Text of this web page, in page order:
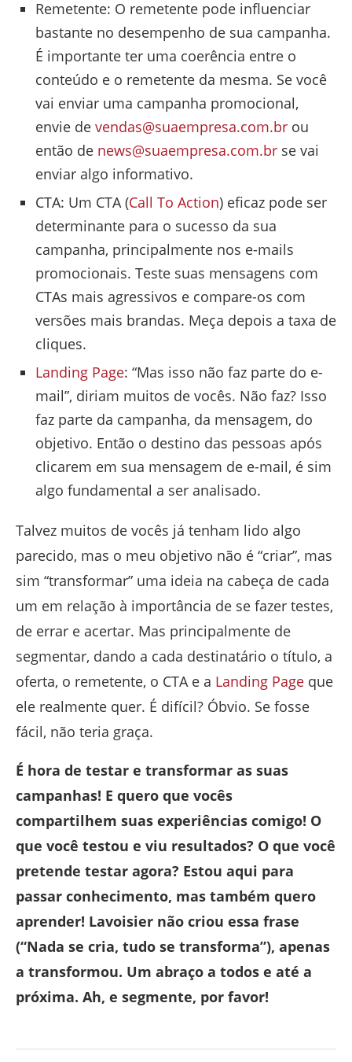
Remetente: O remetente pode influenciar
bastante no desempenho de sua campanha.
É importante ter uma coerência entre o
conteúdo e o remetente da mesma. Se você
vai enviar uma campanha promocional,
envie de vendas@suaempresa.com.br ou
então de news@suaempresa.com.br se vai
enviar algo informativo.
CTA: Um CTA (Call To Action) eficaz pode ser
determinante para o sucesso da sua
campanha, principalmente nos e-mails
promocionais. Teste suas mensagens com
CTAs mais agressivos e compare-os com
versões mais brandas. Meça depois a taxa de
cliques.
Landing Page: “Mas isso não faz parte do e-
mail”, diriam muitos de vocês. Não faz? Isso
faz parte da campanha, da mensagem, do
objetivo. Então o destino das pessoas após
clicarem em sua mensagem de e-mail, é sim
algo fundamental a ser analisado.
Talvez muitos de vocês já tenham lido algo
parecido, mas o meu objetivo não é “criar”, mas
sim “transformar” uma ideia na cabeça de cada
um em relação à importância de se fazer testes,
de errar e acertar. Mas principalmente de
segmentar, dando a cada destinatário o título, a
oferta, o remetente, o CTA e a Landing Page que
ele realmente quer. É difícil? Óbvio. Se fosse
fácil, não teria graça.
É hora de testar e transformar as suas
campanhas! E quero que vocês
compartilhem suas experiências comigo! O
que você testou e viu resultados? O que você
pretende testar agora? Estou aqui para
passar conhecimento, mas também quero
aprender! Lavoisier não criou essa frase
(“Nada se cria, tudo se transforma”), apenas
a transformou. Um abraço a todos e até a
próxima. Ah, e segmente, por favor!